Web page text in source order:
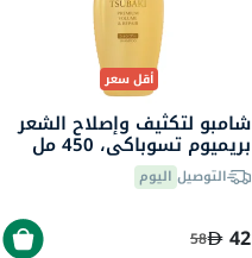
أقل سعر
شامبو لتكثيف وإصلاح الشعر
بريميوم تسوباكي، 450 مل
التوصيل اليوم
42
58